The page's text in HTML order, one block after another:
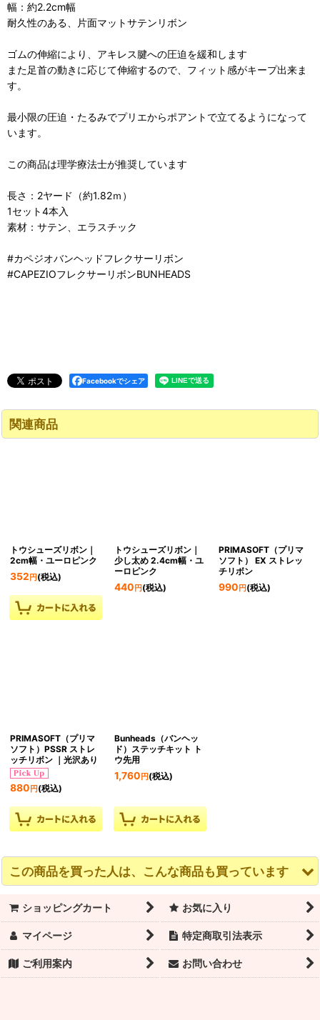
幅：約2.2cm幅
耐久性のある、片面マットサテンリボン
ゴムの伸縮により、アキレス腱への圧迫を緩和します
また足首の動きに応じて伸縮するので、フィット感がキープ出来ま
す。
最小限の圧迫・たるみでプリエからポアントで立てるようになって
います。
この商品は理学療法士が推奨しています
長さ：2ヤード（約1.82ｍ）
1セット4本入
素材：サテン、エラスチック
#カペジオバンヘッドフレクサーリボン
#CAPEZIOフレクサーリボンBUNHEADS
Facebookでシェア
関連商品
トウシューズリボン｜
2cm幅・ユーロピンク
352 円 (税込)
トウシューズリボン｜
少し太め 2.4cm幅・ユ
ーロピンク
440 円(税込)
PRIMASOFT（プリマ
ソフト） EX ストレッ
チリボン
990 円(税込)
PRIMASOFT（プリマ
ソフト）PSSR ストレ
ッチリボン ｜光沢あり
880 円 (税込)
Bunheads（バンヘッ
ド）ステッチキット ト
ウ先用
1,760 円(税込)
この商品を買った人は、こんな商品も買っています
ショッピングカート お気に入り
マイページ 特定商取引法表示
ご利用案内 お問い合わせ